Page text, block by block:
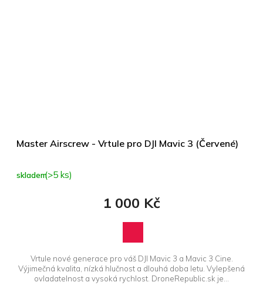
Master Airscrew - Vrtule pro DJI Mavic 3 (Červené)
skladem(>5 ks)
1 000 Kč
Vrtule nové generace pro váš DJI Mavic 3 a Mavic 3 Cine.
Výjimečná kvalita, nízká hlučnost a dlouhá doba letu. Vylepšená
ovladatelnost a vysoká rychlost. DroneRepublic.sk je...